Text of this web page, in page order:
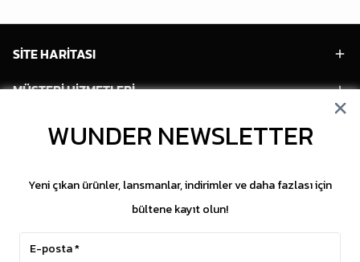
SİTE HARİTASI
MÜŞTERİ HİZMETLERİ
HESABIM
SOSYAL MEDYA
WUNDER NEWSLETTER
Yeni çıkan ürünler, lansmanlar, indirimler ve daha fazlası için
bültene kayıt olun!